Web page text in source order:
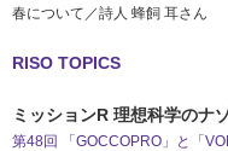
春について／詩人 蜂飼 耳さん
RISO TOPICS
ミッションR 理想科学のナ
第48回 「GOCCOPRO」と「